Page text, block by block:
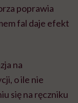
poprawia
fal daje efekt
na
o ile nie
się na ręczniku